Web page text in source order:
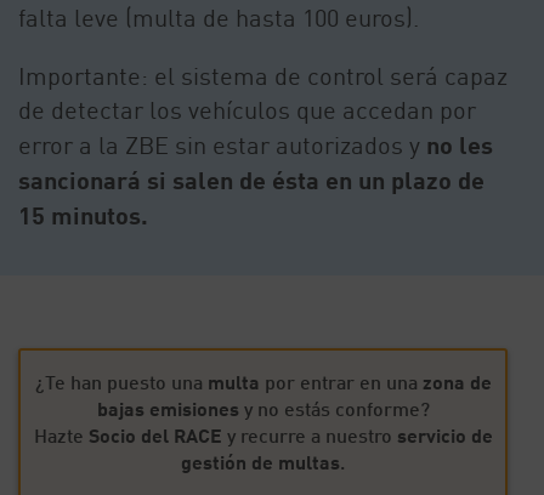
falta leve (multa de hasta 100 euros).
Importante: el sistema de control será capaz
de detectar los vehículos que accedan por
error a la ZBE sin estar autorizados y no les
sancionará si salen de ésta en un plazo de
15 minutos.
¿Te han puesto una multa por entrar en una zona de
bajas emisiones y no estás conforme?
Hazte Socio del RACE y recurre a nuestro servicio de
gestión de multas